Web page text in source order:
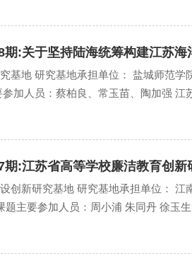
期:关于坚持陆海统筹构建江苏
基地 研究基地承担单位： 盐城师范
加人员：蔡柏良、常玉苗、陶加强
期:江苏省高等学校廉洁教育创新
创新研究基地 研究基地承担单位：
题主要参加人员：周小浦 朱同丹 徐玉